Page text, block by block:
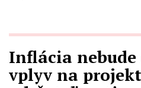
Inflácia
vplyv na